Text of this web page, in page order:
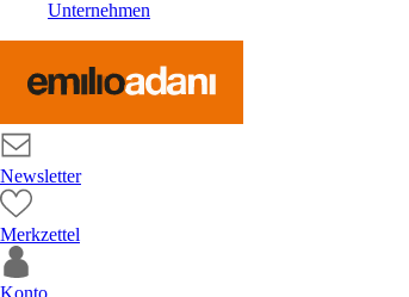
Unternehmen
Newsletter
Merkzettel
Konto